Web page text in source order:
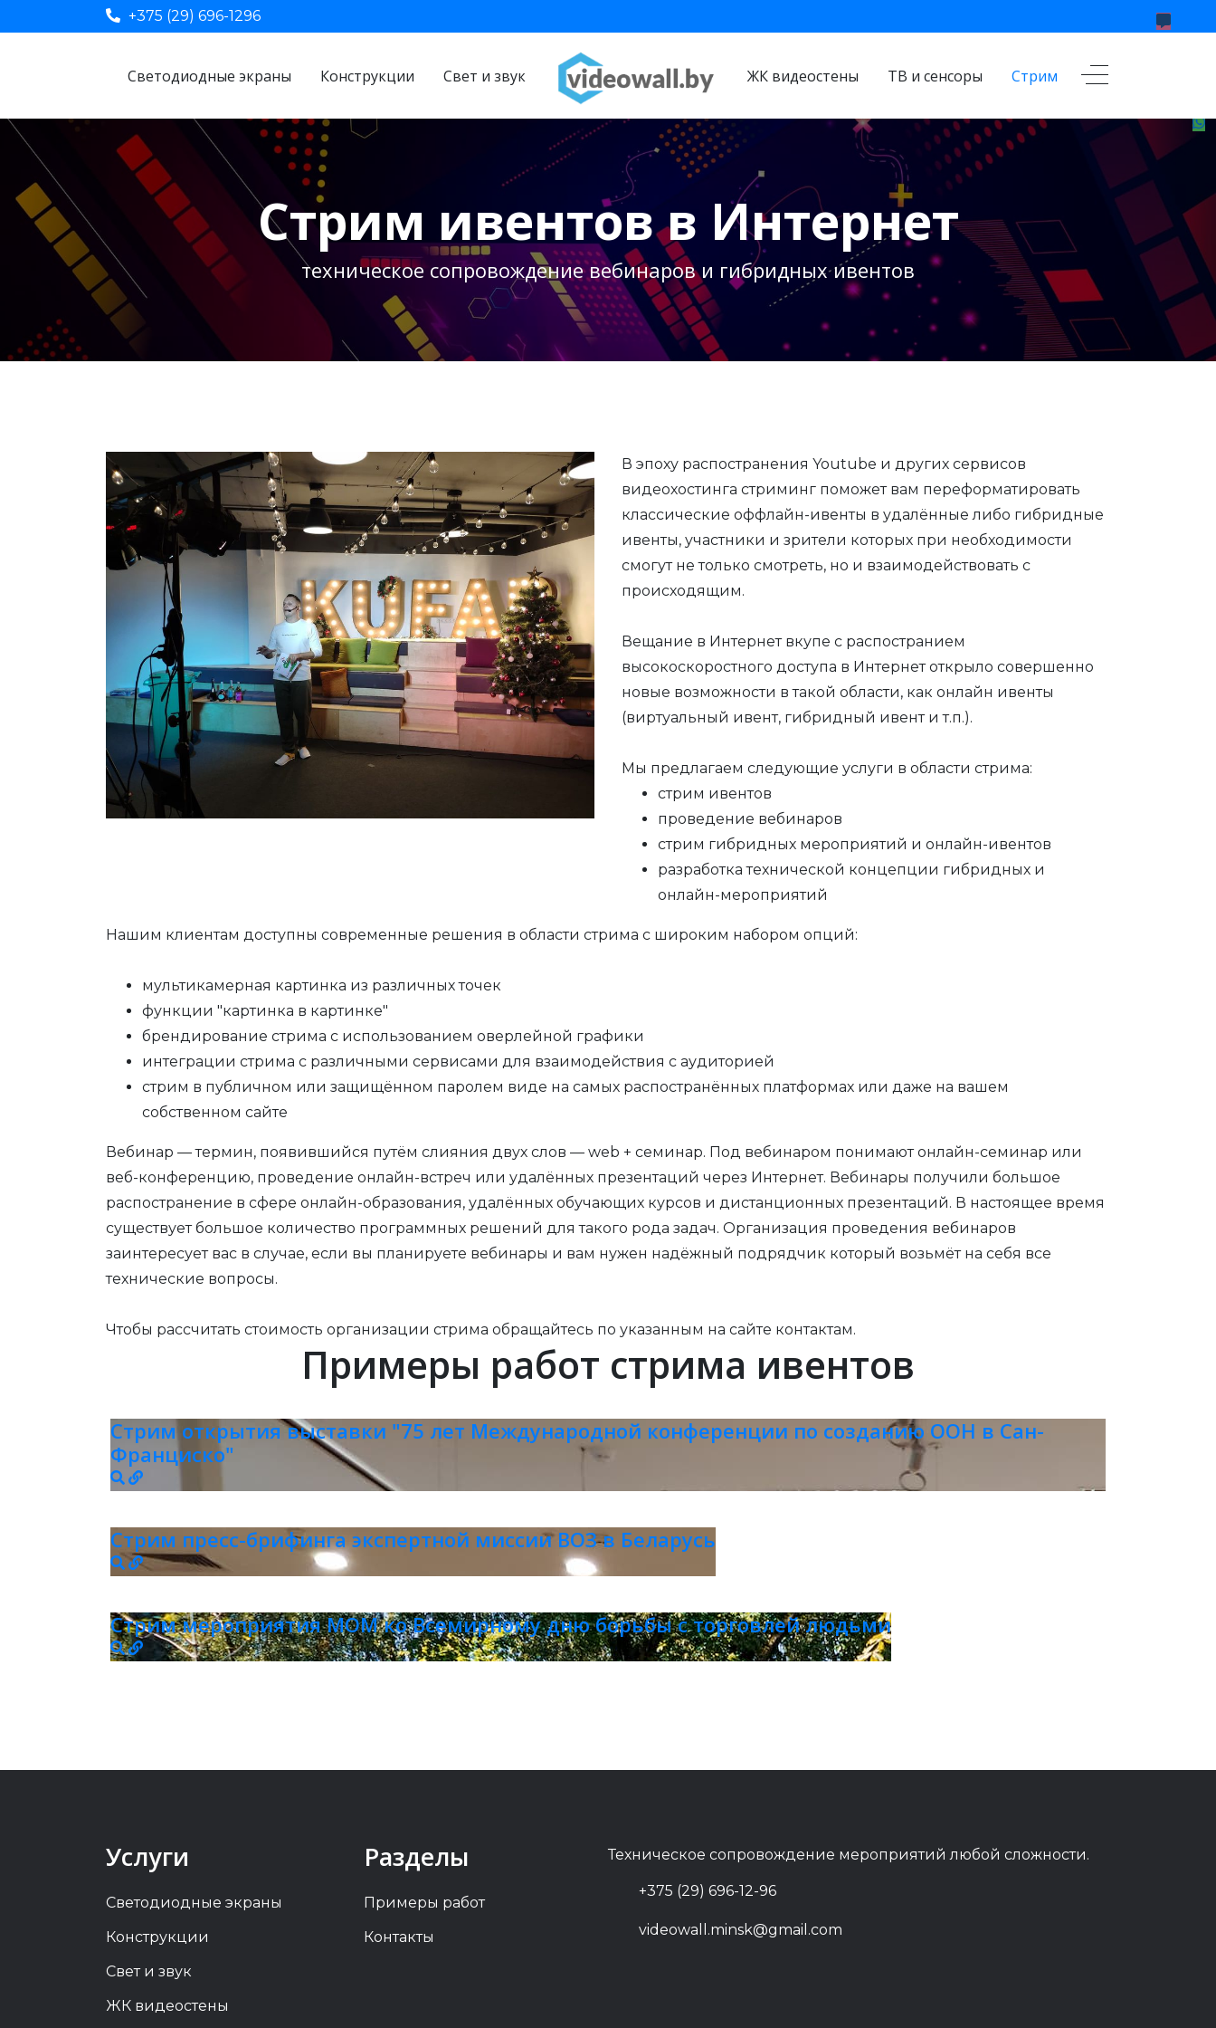
+375 (29) 696-1296
Светодиодные экраны Конструкции Свет и звук ЖК видеостены ТВ и сенсоры Стрим
Стрим ивентов в Интернет
техническое сопровождение вебинаров и гибридных ивентов
В эпоху распостранения Youtube и других сервисов
видеохостинга стриминг поможет вам переформатировать
классические оффлайн-ивенты в удалённые либо гибридные
ивенты, участники и зрители которых при необходимости
смогут не только смотреть, но и взаимодействовать с
происходящим.
Вещание в Интернет вкупе с распостранием
высокоскоростного доступа в Интернет открыло совершенно
новые возможности в такой области, как онлайн ивенты
(виртуальный ивент, гибридный ивент и т.п.).
Мы предлагаем следующие услуги в области стрима:
стрим ивентов
проведение вебинаров
стрим гибридных мероприятий и онлайн-ивентов
разработка технической концепции гибридных и
онлайн-мероприятий
Нашим клиентам доступны современные решения в области стрима с широким набором опций:
мультикамерная картинка из различных точек
функции "картинка в картинке"
брендирование стрима с использованием оверлейной графики
интеграции стрима с различными сервисами для взаимодействия с аудиторией
стрим в публичном или защищённом паролем виде на самых распостранённых платформах или даже на вашем
собственном сайте
Вебинар — термин, появившийся путём слияния двух слов — web + семинар. Под вебинаром понимают онлайн-семинар или
веб-конференцию, проведение онлайн-встреч или удалённых презентаций через Интернет. Вебинары получили большое
распостранение в сфере онлайн-образования, удалённых обучающих курсов и дистанционных презентаций. В настоящее время
существует большое количество программных решений для такого рода задач. Организация проведения вебинаров
заинтересует вас в случае, если вы планируете вебинары и вам нужен надёжный подрядчик который возьмёт на себя все
технические вопросы.
Чтобы рассчитать стоимость организации стрима обращайтесь по указанным на сайте контактам.
Примеры работ стрима ивентов
Стрим открытия выставки "75 лет Международной конференции по созданию ООН в Сан-
Франциско"
Стрим пресс-брифинга экспертной миссии ВОЗ в Беларусь
Стрим мероприятия МОМ ко Всемирному дню борьбы с торговлей людьми
Услуги
Светодиодные экраны
Конструкции
Свет и звук
ЖК видеостены
Разделы
Примеры работ
Контакты
Техническое сопровождение мероприятий любой сложности.
+375 (29) 696-12-96
videowall.minsk@gmail.com